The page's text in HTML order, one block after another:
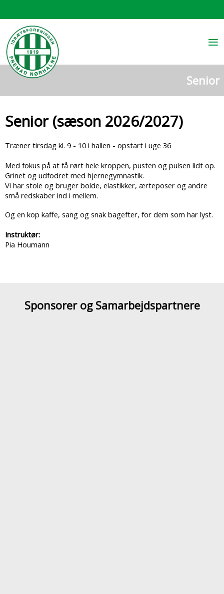
≡
Senior
Senior (sæson 2026/2027)
Træner tirsdag kl. 9 - 10 i hallen - opstart i uge 36
Med fokus på at få rørt hele kroppen, pusten og pulsen lidt op.
Grinet og udfodret med hjernegymnastik.
Vi har stole og bruger bolde, elastikker, ærteposer og andre
små redskaber ind i mellem.
Og en kop kaffe, sang og snak bagefter, for dem som har lyst.
Instruktør:
Pia Houmann
Sponsorer og Samarbejdspartnere